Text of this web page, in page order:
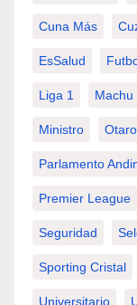
Cuna Más
EsSalud
Liga 1 Machu
Ministro
Parlamento
Premier League
Seguridad
Sporting Cristal
Universitario